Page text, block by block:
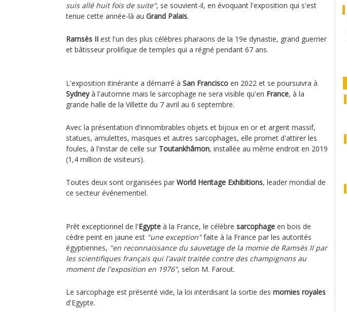
suis allé huit fois de suite", se souvient-il, en évoquant l'exposition qui s'est
tenue cette année-là au Grand Palais.
Ramsès II est l'un des plus célèbres pharaons de la 19e dynastie, grand guerrier
et bâtisseur prolifique de temples qui a régné pendant 67 ans.
L'exposition itinérante a démarré à San Francisco en 2022 et se poursuivra à
Sydneyà l'automne mais le sarcophage ne sera visible qu'en France, à la
grande halle de la Villette du 7 avril au 6 septembre.
Avec la présentation d'innombrables objets et bijoux en or et argent massif,
statues, amulettes, masques et autres sarcophages, elle promet d'attirer les
foules, à l'instar de celle sur Toutankhâmon, installée au même endroit en 2019
(1,4 million de visiteurs).
Toutes deux sont organisées par World Heritage Exhibitions, leader mondial de
ce secteur événementiel.
Prêt exceptionnel de l'Egypte à la France, le célèbre sarcophage en bois de
cèdre peint en jaune est "une exception"faite à la France par les autorités
égyptiennes, "en reconnaissance du sauvetage de la momie de Ramsès II par
les scientifiques français qui l'avait traitée contre des champignons au
moment de l'exposition en 1976", selon M. Farout.
Le sarcophage est présenté vide, la loi interdisant la sortie des momies royales
d'Egypte.